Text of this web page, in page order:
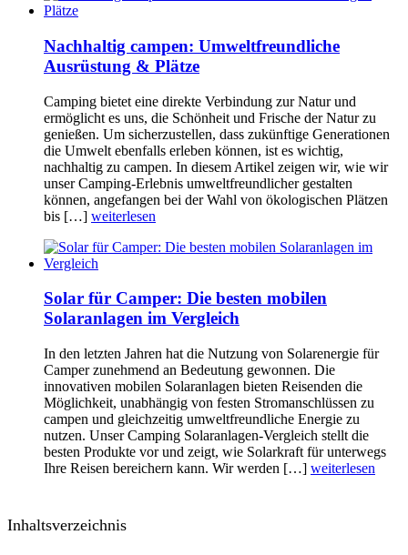
Nachhaltig campen: Umweltfreundliche
Ausrüstung & Plätze
Camping bietet eine direkte Verbindung zur Natur und
ermöglicht es uns, die Schönheit und Frische der Natur zu
genießen. Um sicherzustellen, dass zukünftige Generationen
die Umwelt ebenfalls erleben können, ist es wichtig,
nachhaltig zu campen. In diesem Artikel zeigen wir, wie wir
unser Camping-Erlebnis umweltfreundlicher gestalten
können, angefangen bei der Wahl von ökologischen Plätzen
bis […] weiterlesen
Solar für Camper: Die besten mobilen
Solaranlagen im Vergleich
In den letzten Jahren hat die Nutzung von Solarenergie für
Camper zunehmend an Bedeutung gewonnen. Die
innovativen mobilen Solaranlagen bieten Reisenden die
Möglichkeit, unabhängig von festen Stromanschlüssen zu
campen und gleichzeitig umweltfreundliche Energie zu
nutzen. Unser Camping Solaranlagen-Vergleich stellt die
besten Produkte vor und zeigt, wie Solarkraft für unterwegs
Ihre Reisen bereichern kann. Wir werden […] weiterlesen
Inhaltsverzeichnis